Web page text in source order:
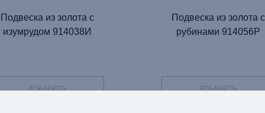
Подвеска из золота с
изумрудом 914038И
ДОБАВИТЬ
Подвеска из золота с
рубинами 914056Р
ДОБАВИТЬ